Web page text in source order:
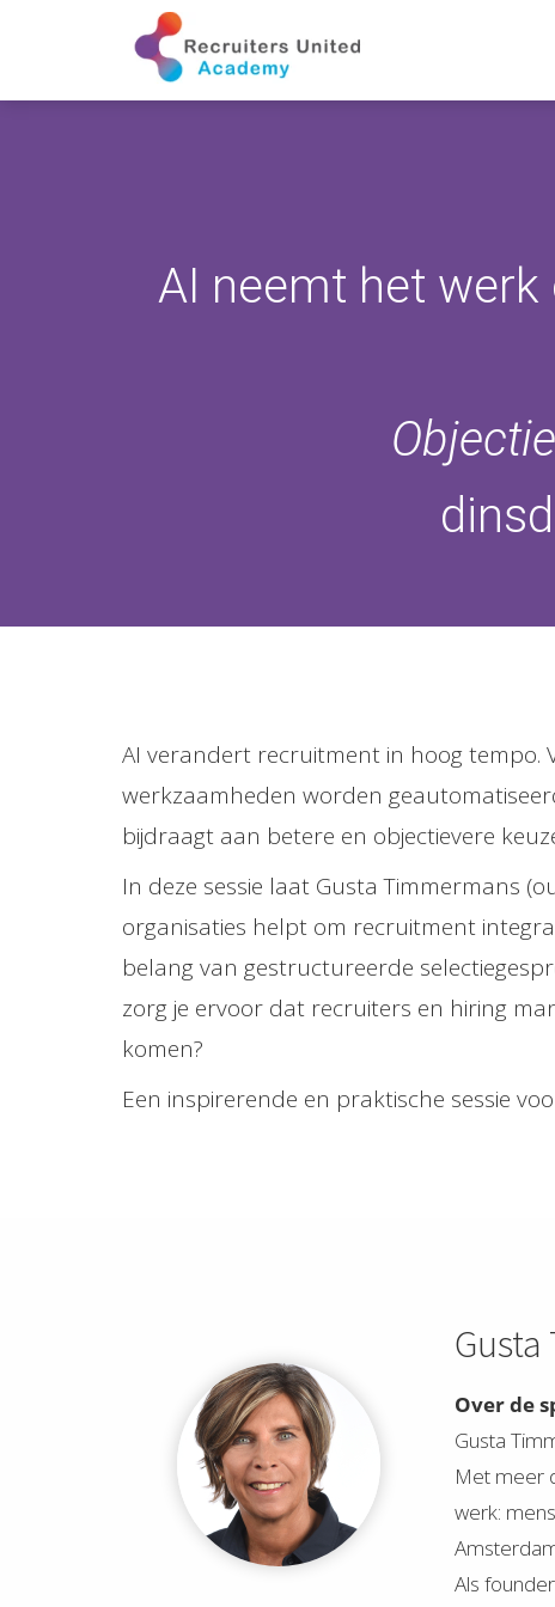
AI neemt het
AI verandert recruitment in hoog tempo.
werkzaamheden worden
bijdraagt aan betere en objectievere
In deze sessie laat Gusta Timmermans
organisaties helpt om recruitment
belang van gestructureerde
zorg je ervoor dat recruiters en hiring
komen?
Een inspirerende en praktische sessie
Over de
Gusta
Met meer
werk:
Als